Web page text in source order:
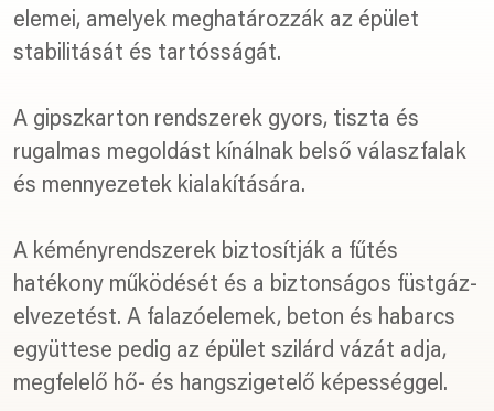
elemei, amelyek meghatározzák az épület
stabilitását és tartósságát.
A gipszkarton rendszerek gyors, tiszta és
rugalmas megoldást kínálnak belső válaszfalak
és mennyezetek kialakítására.
A kéményrendszerek biztosítják a fűtés
hatékony működését és a biztonságos füstgáz-
elvezetést. A falazóelemek, beton és habarcs
együttese pedig az épület szilárd vázát adja,
megfelelő hő- és hangszigetelő képességgel.